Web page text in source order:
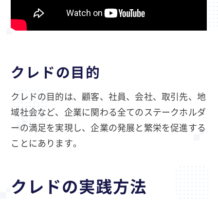
クレドの目的
クレドの目的は、顧客、社員、会社、取引先、地
域社会など、企業に関わる全てのステークホルダ
ーの満足を実現し、企業の発展と繁栄を促進する
ことにあります。
クレドの実践方法